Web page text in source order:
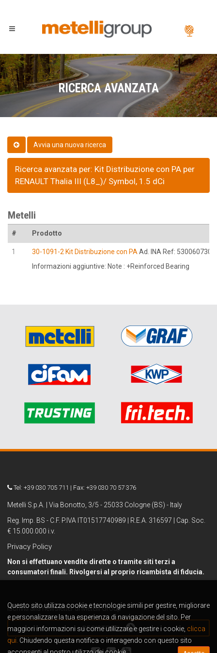
RICERCA AVANZATA
Ricerca avanzata per: Kit Distribuzione con PA per
RENAULT Thalia III (L8_)/ Symbol, 1.5 dCi
Metelli
# Prodotto
1 30-1091-2 Kit Distribuzione con PA Ad. INA Ref: 530060730
Informazioni aggiuntive: Note : +Reinforced Bearing
Tel: +39 030 705 711 | Fax: +39 030 70 57 376
Metelli S.p.A. | Via Bonotto, 3/5 - 25033 Cologne (BS) - Italy
Reg. Imp. BS - C.F. P.IVA IT01517740989 | R.E.A. 316597 | Cap. Soc.
€ 15.000.000 i.v.
Privacy Policy
Non si effettuano vendite dirette o tramite siti terzi a
consumatori finali. Rivolgersi al proprio ricambista di fiducia.
Iscriviti alla newsletter di Metelli Group
REGISTRATI
Questo sito utilizza cookie e tecnologie simili per gestire, migliorare
e personalizzare la tua esperienza di navigazione del sito. Per
maggiori informazioni su come utilizzare e gestire i cookie, clicca
qui. Chiudendo questa notifica o interagendo con questo sito